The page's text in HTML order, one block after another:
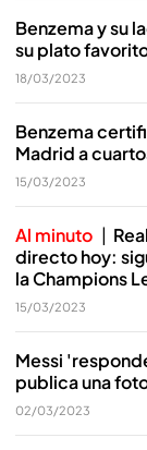
Benzema y su
su plato
18/03/2023
Benzema
Madrid a
15/03/2023
Al minuto
directo hoy:
la Champions
15/03/2023
Messi
publica una
02/03/2023